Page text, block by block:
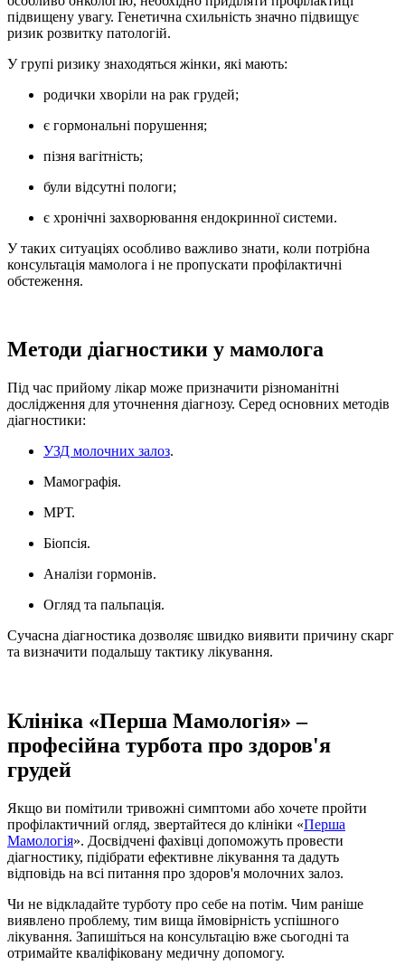
підвищену увагу. Генетична схильність значно підвищує
ризик розвитку патологій.
У групі ризику знаходяться жінки, які мають:
родички хворіли на рак грудей;
є гормональні порушення;
пізня вагітність;
були відсутні пологи;
є хронічні захворювання ендокринної системи.
У таких ситуаціях особливо важливо знати, коли потрібна
консультація мамолога і не пропускати профілактичні
обстеження.
Методи діагностики у мамолога
Під час прийому лікар може призначити різноманітні
дослідження для уточнення діагнозу. Серед основних методів
діагностики:
УЗД молочних залоз.
Мамографія.
МРТ.
Біопсія.
Аналізи гормонів.
Огляд та пальпація.
Сучасна діагностика дозволяє швидко виявити причину скарг
та визначити подальшу тактику лікування.
Клініка «Перша Мамологія» –
професійна турбота про здоров'я
грудей
Якщо ви помітили тривожні симптоми або хочете пройти
профілактичний огляд, звертайтеся до клініки «Перша
Мамологія». Досвідчені фахівці допоможуть провести
діагностику, підібрати ефективне лікування та дадуть
відповідь на всі питання про здоров'я молочних залоз.
Чи не відкладайте турботу про себе на потім. Чим раніше
виявлено проблему, тим вища ймовірність успішного
лікування. Запишіться на консультацію вже сьогодні та
отримайте кваліфіковану медичну допомогу.